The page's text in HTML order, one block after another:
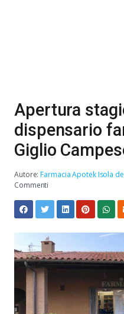
Apertura
dispensario
Giglio
Autore:Farmacia Apotek Isola
Commenti